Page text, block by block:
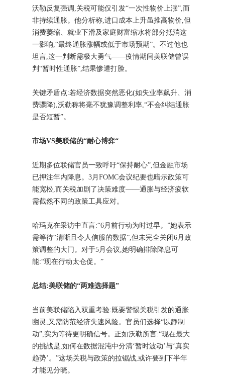
沃勒反复强调,关税可能仅引发“一次性物价上涨”,而
非持续通胀。他分析称,进口成本上升虽推高物价,但
消费萎缩、就业下滑及家庭财富缩水将部分抵消这
一影响,“最终通胀涨幅或低于市场预期”。不过他也
坦言,这一判断需极大勇气——疫情期间美联储曾误
判“暂时性通胀”,结果惨遭打脸。
关键矛盾点:若经济数据突然恶化(如失业率飙升、消
费骤降),沃勒称将毫不犹豫调整利率,“不会纠结通胀
是否短暂”。
市场VS美联储的“耐心博弈“
近期多位联储官员一致呼吁“保持耐心”,但金融市场
已押注年内降息。3月FOMC会议纪要也暗示政策可
能宽松,而关税加剧了决策难度——通胀与经济疲软
需截然不同的政策工具应对。
哈玛克在采访中直言:“6月前行动为时过早。”她表示
需等待“清晰且令人信服的数据”,但未完全关闭6月政
策调整的大门。对于5月会议,她明确排除降息可
能:“现在行动太仓促。”
总结:美联储的“两难选择题”
当前美联储陷入双重考验:既要警惕关税引发的通胀
幽灵,又需防范经济失速风险。官员们选择“以静制
动”,实为等待更明确信号。正如沃勒所言:“现在最大
的挑战是,如何在数据混沌中分清‘暂时波动’与‘真实
趋势’。”这场关税与政策的拉锯战,或许要到下半年
才能见分晓。